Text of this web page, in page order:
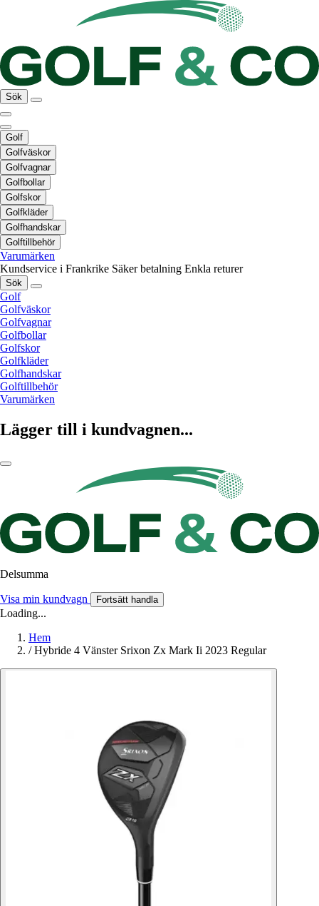
Sök
Golf
Golfväskor
Golfvagnar
Golfbollar
Golfskor
Golfkläder
Golfhandskar
Golftillbehör
Varumärken
Kundservice i Frankrike Säker betalning Enkla returer
Sök
Golf
Golfväskor
Golfvagnar
Golfbollar
Golfskor
Golfkläder
Golfhandskar
Golftillbehör
Varumärken
Lägger till i kundvagnen...
Delsumma
Visa min kundvagn Fortsätt handla
Loading...
Hem
/ Hybride 4 Vänster Srixon Zx Mark Ii 2023 Regular